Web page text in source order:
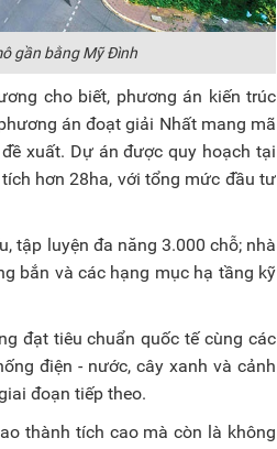
gần bằng Mỹ Đình
cho biết, phương án kiến trúc
án đoạt giải Nhất mang mã
xuất. Dự án được quy hoạch tại
hơn 28ha, với tổng mức đầu tư
tập luyện đa năng 3.000 chỗ; nhà
bắn và các hạng mục hạ tầng kỹ
đạt tiêu chuẩn quốc tế cùng các
điện - nước, cây xanh và cảnh
đoạn tiếp theo.
thành tích cao mà còn là không